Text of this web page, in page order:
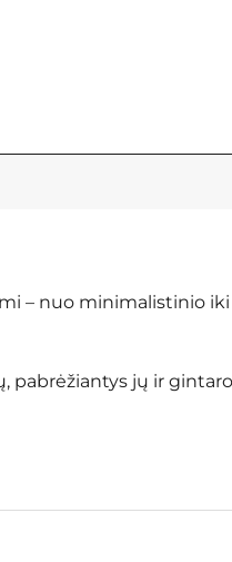
– nuo minimalistinio
pabrėžiantys jų ir